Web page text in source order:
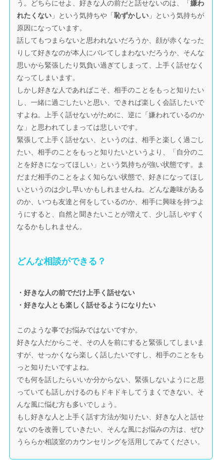
う。どちらにせよ、好きな人の前だと話せないのは、「嫌わ
れたくない 」という気持ちや「恥ずかしい 」という気持ちが
原因になっています。
話してもつまらないと思われないだろうか、顔が赤くなった
りして好きなのが本人にバレてしまわないだろうか、そんな
思いから緊張したり気負い過ぎてしまって、上手く話せなく
なってしまいます。
しかし好きな人であればこそ、相手のことをもっと知りたい
し、一緒に過ごしたいと思い、できれば楽しく会話したいで
すよね。上手く話せないがために、逆に「嫌われているのか
な」と思われてしまっては悲しいです。
緊張して上手く話せない、というのは、相手と楽しく過ごし
たい、相手のことをもっと知りたいというより、「自分のこ
とを好きになってほしい」という気持ちが強い状態です。ま
だまだ相手のことをよく知らない状態で、好きになってほし
いというのは少し早いかもしれませんね。どんな趣味がある
のか、いつも友達と何をしているのか、相手に興味を持つよ
うにすると、自然と聞きたいことが増えて、少し話しやすく
なるかもしれません。
どんな相談ができる？
・好きな人の前でだけ上手く話せない
・好きな人とも楽しく話せるようになりたい
このような事でお悩みではないですか。
好きな人だからこそ、その人を前にすると緊張してしまいま
すが、せっかくなら楽しく話したいですし、相手のことをも
っと知りたいですよね。
でも何を話したらいいか分からない、緊張しないようにと思
っていても話しかけるのもドキドキしてうまくできない、そ
んな風に悩む方も多いでしょう。
もし好きな人と上手く話す方法が知りたい、好きな人と話せ
ないのを改善していきたい、そんな風にお悩みの方は、ぜひ
うららか相談室のカウンセリングを活用してみてください。